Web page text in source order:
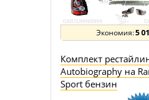
5
Комплект
Autobiography на
Sport бензин